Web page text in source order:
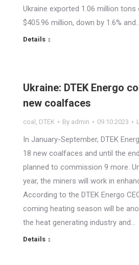
Ukraine exported 1.06 million
$405.96 million, down by 1.6%
Details
Ukraine: DTEK Energo
new coalfaces
coal , DTEK By admin 09.10.2023
In January-September, DTEK
18 new coalfaces and until the
planned to commission 9 more.
year, the miners will work in
According to the DTEK Energo
coming heating season will be
the heat generating industry and…
Details